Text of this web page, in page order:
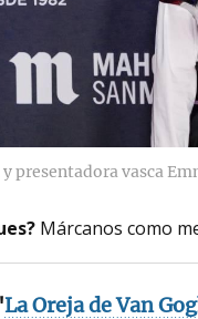
presentadora vasca
Márcanos como
'La Oreja de Van